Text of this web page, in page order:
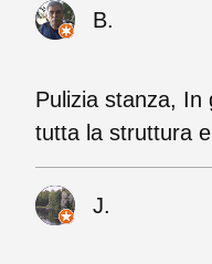
B.
Pulizia stanza, In
tutta la struttura
J.